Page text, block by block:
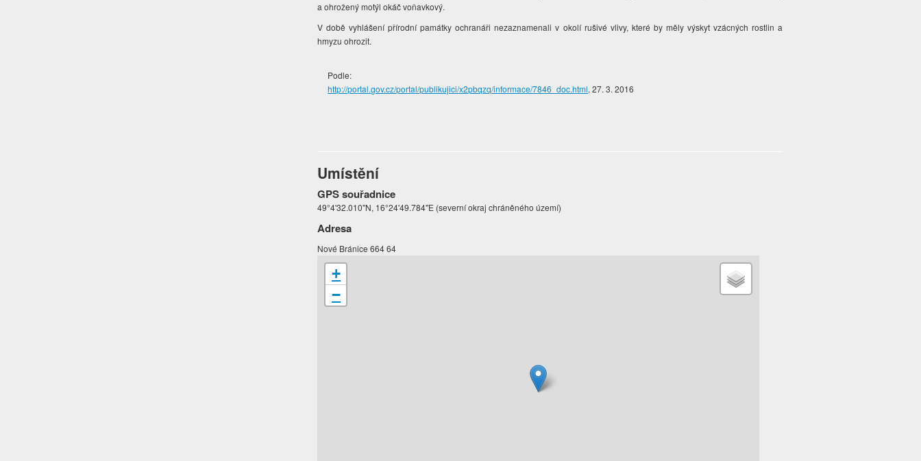
a ohrožený motýl okáč voňavkový.
V době vyhlášení přírodní památky ochranáři nezaznamenali v okolí rušivé vlivy, které by měly výskyt vzácných rostlin a
hmyzu ohrozit.
Podle:
http://portal.gov.cz/portal/publikujici/x2pbqzq/informace/7846_doc.html. 27. 3. 2016
Umístění
GPS souřadnice
49°4'32.010"N, 16°24'49.784"E (severní okraj chráněného území)
Adresa
Nové Bránice 664 64
+
−